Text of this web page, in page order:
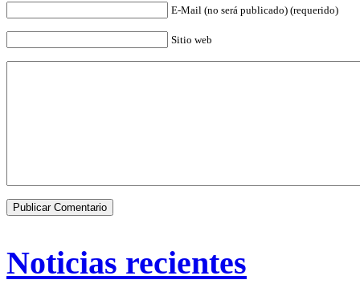
E-Mail (no será publicado) (requerido)
Sitio web
Noticias recientes